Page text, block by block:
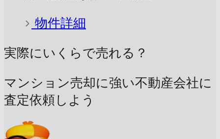
物件詳細
実際にいくらで売れる？
マンション売却に強い不動産会社に
査定依頼しよう